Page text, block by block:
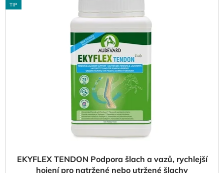
TIP
EKYFLEX TENDON Podpora šlach a vazů, rychlejší
hojení pro natržené nebo utržené šlachy